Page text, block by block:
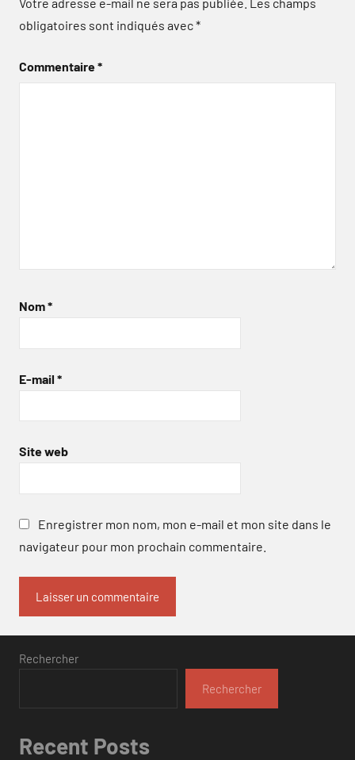
obligatoires sont indiqués avec*
Commentaire*
Nom*
E-mail *
Site web
Enregistrer mon nom, mon e-mail et mon site dans le
navigateur pour mon prochain commentaire.
Rechercher
Rechercher
Recent Posts